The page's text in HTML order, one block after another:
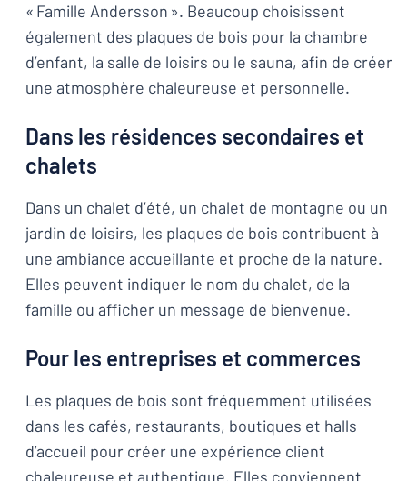
« Famille Andersson ». Beaucoup choisissent
également des plaques de bois pour la chambre
d’enfant, la salle de loisirs ou le sauna, afin de créer
une atmosphère chaleureuse et personnelle.
Dans les résidences secondaires et
chalets
Dans un chalet d’été, un chalet de montagne ou un
jardin de loisirs, les plaques de bois contribuent à
une ambiance accueillante et proche de la nature.
Elles peuvent indiquer le nom du chalet, de la
famille ou afficher un message de bienvenue.
Pour les entreprises et commerces
Les plaques de bois sont fréquemment utilisées
dans les cafés, restaurants, boutiques et halls
d’accueil pour créer une expérience client
chaleureuse et authentique. Elles conviennent